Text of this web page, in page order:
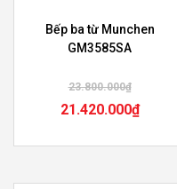
Bếp ba từ Munchen
GM3585SA
23.800.000₫
21.420.000₫